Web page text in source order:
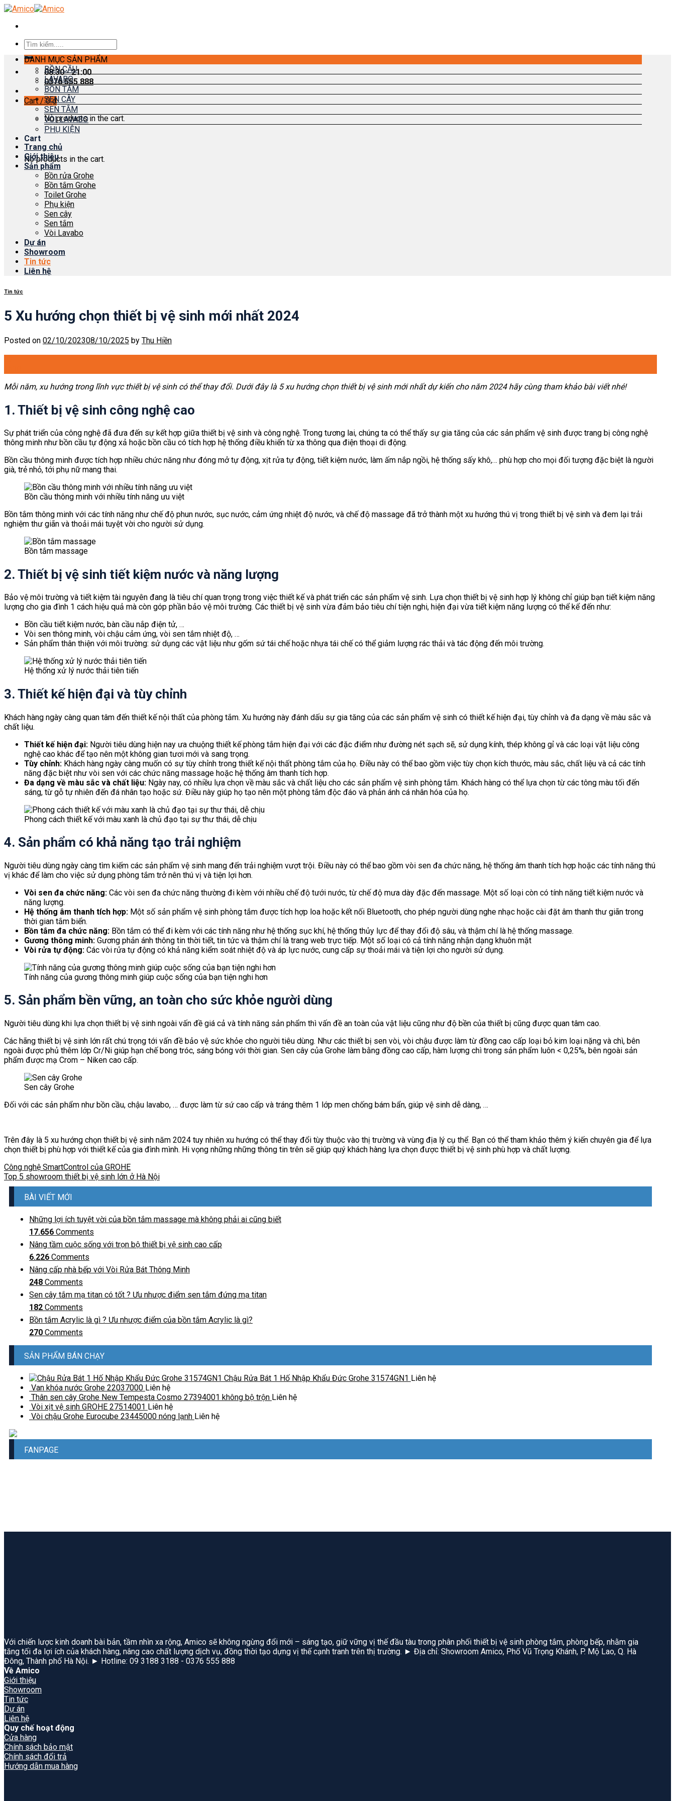
Skip
content
Search
for:
08:30 - 21:00
0376 555 888
Cart /0₫
No products in the cart.
Cart
No products in the cart.
DANH MỤC SẢN PHẨM
BỒN CẦU
LAVABO
BỒN TẮM
SEN CÂY
SEN TẮM
VÒI LAVABO
PHỤ KIỆN
Trang chủ
Giới thiệu
Sản phẩm
Bồn rửa Grohe
Bồn tắm Grohe
Toilet Grohe
Phụ kiện
Sen cây
Sen tắm
Vòi Lavabo
Dự án
Showroom
Tin tức
Liên hệ
Tin tức
5 Xu hướng chọn thiết bị vệ sinh mới nhất 2024
Posted on 02/10/202308/10/2025 by Thu Hiền
Mỗi năm, xu hướng trong lĩnh vực thiết bị vệ sinh có thể thay đổi. Dưới đây là 5 xu hướng chọn thiết bị vệ sinh mới nhất dự kiến cho năm 2024 hãy cùng tham khảo bài viết nhé!
1. Thiết bị vệ sinh công nghệ cao
Sự phát triển của công nghệ đã đưa đến sự kết hợp giữa thiết bị vệ sinh và công nghệ. Trong tương lai, chúng ta có thể thấy sự gia tăng của các sản phẩm vệ sinh được trang bị công nghệ
thông minh như bồn cầu tự động xả hoặc bồn cầu có tích hợp hệ thống điều khiển từ xa thông qua điện thoại di động.
Bồn cầu thông minh được tích hợp nhiều chức năng như đóng mở tự động, xịt rửa tự động, tiết kiệm nước, làm ấm nắp ngồi, hệ thống sấy khô,… phù hợp cho mọi đối tượng đặc biệt là người
già, trẻ nhỏ, tới phụ nữ mang thai.
Bồn cầu thông minh với nhiều tính năng ưu việt
Bồn tắm thông minh với các tính năng như chế độ phun nước, sục nước, cảm ứng nhiệt độ nước, và chế độ massage đã trở thành một xu hướng thú vị trong thiết bị vệ sinh và đem lại trải
nghiệm thư giãn và thoải mái tuyệt vời cho người sử dụng.
Bồn tắm massage
2. Thiết bị vệ sinh tiết kiệm nước và năng lượng
Bảo vệ môi trường và tiết kiệm tài nguyên đang là tiêu chí quan trọng trong việc thiết kế và phát triển các sản phẩm vệ sinh. Lựa chọn thiết bị vệ sinh hợp lý không chỉ giúp bạn tiết kiệm năng
lượng cho gia đình 1 cách hiệu quả mà còn góp phần bảo vệ môi trường. Các thiết bị vệ sinh vừa đảm bảo tiêu chí tiện nghi, hiện đại vừa tiết kiệm năng lượng có thể kể đến như:
Bồn cầu tiết kiệm nước, bàn cầu nắp điện tử, …
Vòi sen thông minh, vòi chậu cảm ứng, vòi sen tắm nhiệt độ, …
Sản phẩm thân thiện với môi trường: sử dụng các vật liệu như gốm sứ tái chế hoặc nhựa tái chế có thể giảm lượng rác thải và tác động đến môi trường.
Hệ thống xử lý nước thải tiên tiến
3. Thiết kế hiện đại và tùy chỉnh
Khách hàng ngày càng quan tâm đến thiết kế nội thất của phòng tắm. Xu hướng này đánh dấu sự gia tăng của các sản phẩm vệ sinh có thiết kế hiện đại, tùy chỉnh và đa dạng về màu sắc và
chất liệu.
Thiết kế hiện đại: Người tiêu dùng hiện nay ưa chuộng thiết kế phòng tắm hiện đại với các đặc điểm như đường nét sạch sẽ, sử dụng kính, thép không gỉ và các loại vật liệu công
nghệ cao khác để tạo nên một không gian tươi mới và sang trọng.
Tùy chỉnh: Khách hàng ngày càng muốn có sự tùy chỉnh trong thiết kế nội thất phòng tắm của họ. Điều này có thể bao gồm việc tùy chọn kích thước, màu sắc, chất liệu và cả các tính
năng đặc biệt như vòi sen với các chức năng massage hoặc hệ thống âm thanh tích hợp.
Đa dạng về màu sắc và chất liệu: Ngày nay, có nhiều lựa chọn về màu sắc và chất liệu cho các sản phẩm vệ sinh phòng tắm. Khách hàng có thể lựa chọn từ các tông màu tối đến
sáng, từ gỗ tự nhiên đến đá nhân tạo hoặc sứ. Điều này giúp họ tạo nên một phòng tắm độc đáo và phản ánh cá nhân hóa của họ.
Phong cách thiết kế với màu xanh là chủ đạo tại sự thư thái, dễ chịu
4. Sản phẩm có khả năng tạo trải nghiệm
Người tiêu dùng ngày càng tìm kiếm các sản phẩm vệ sinh mang đến trải nghiệm vượt trội. Điều này có thể bao gồm vòi sen đa chức năng, hệ thống âm thanh tích hợp hoặc các tính năng thú
vị khác để làm cho việc sử dụng phòng tắm trở nên thú vị và tiện lợi hơn.
Vòi sen đa chức năng: Các vòi sen đa chức năng thường đi kèm với nhiều chế độ tưới nước, từ chế độ mưa dày đặc đến massage. Một số loại còn có tính năng tiết kiệm nước và
năng lượng.
Hệ thống âm thanh tích hợp: Một số sản phẩm vệ sinh phòng tắm được tích hợp loa hoặc kết nối Bluetooth, cho phép người dùng nghe nhạc hoặc cài đặt âm thanh thư giãn trong
thời gian tắm biển.
Bồn tắm đa chức năng: Bồn tắm có thể đi kèm với các tính năng như hệ thống sục khí, hệ thống thủy lực để thay đổi độ sâu, và thậm chí là hệ thống massage.
Gương thông minh: Gương phản ánh thông tin thời tiết, tin tức và thậm chí là trang web trực tiếp. Một số loại có cả tính năng nhận dạng khuôn mặt
Vòi rửa tự động: Các vòi rửa tự động có khả năng kiểm soát nhiệt độ và áp lực nước, cung cấp sự thoải mái và tiện lợi cho người sử dụng.
Tính năng của gương thông minh giúp cuộc sống của bạn tiện nghi hơn
5. Sản phẩm bền vững, an toàn cho sức khỏe người dùng
Người tiêu dùng khi lựa chọn thiết bị vệ sinh ngoài vấn đề giá cả và tính năng sản phẩm thì vấn đề an toàn của vật liệu cũng như độ bền của thiết bị cũng được quan tâm cao.
Các hãng thiết bị vệ sinh lớn rất chú trọng tới vấn đề bảo vệ sức khỏe cho người tiêu dùng. Như các thiết bị sen vòi, vòi chậu được làm từ đồng cao cấp loại bỏ kim loại nặng và chì, bên
ngoài được phủ thêm lớp Cr/Ni giúp hạn chế bong tróc, sáng bóng với thời gian. Sen cây của Grohe làm bằng đồng cao cấp, hàm lượng chì trong sản phẩm luôn < 0,25%, bên ngoài sản
phẩm được mạ Crom – Niken cao cấp.
Sen cây Grohe
Đối với các sản phẩm như bồn cầu, chậu lavabo, … được làm từ sứ cao cấp và tráng thêm 1 lớp men chống bám bẩn, giúp vệ sinh dễ dàng, …
Trên đây là 5 xu hướng chọn thiết bị vệ sinh năm 2024 tuy nhiên xu hướng có thể thay đổi tùy thuộc vào thị trường và vùng địa lý cụ thể. Bạn có thể tham khảo thêm ý kiến chuyên gia để lựa
chọn thiết bị phù hợp với thiết kế của gia đình mình. Hi vọng những những thông tin trên sẽ giúp quý khách hàng lựa chọn được thiết bị vệ sinh phù hợp và chất lượng.
Công nghệ SmartControl của GROHE
Top 5 showroom thiết bị vệ sinh lớn ở Hà Nội
BÀI VIẾT MỚI
Những lợi ích tuyệt vời của bồn tắm massage mà không phải ai cũng biết
17.656 Comments
Nâng tầm cuộc sống với trọn bộ thiết bị vệ sinh cao cấp
6.226 Comments
Nâng cấp nhà bếp với Vòi Rửa Bát Thông Minh
248 Comments
Sen cây tắm mạ titan có tốt ? Ưu nhược điểm sen tắm đứng mạ titan
182 Comments
Bồn tắm Acrylic là gì ? Ưu nhược điểm của bồn tắm Acrylic là gì?
270 Comments
SẢN PHẨM BÁN CHẠY
Chậu Rửa Bát 1 Hố Nhập Khẩu Đức Grohe 31574GN1 Liên hệ
Van khóa nước Grohe 22037000 Liên hệ
Thân sen cây Grohe New Tempesta Cosmo 27394001 không bộ trộn Liên hệ
Vòi xịt vệ sinh GROHE 27514001 Liên hệ
Vòi chậu Grohe Eurocube 23445000 nóng lạnh Liên hệ
FANPAGE
Với chiến lược kinh doanh bài bản, tầm nhìn xa rộng, Amico sẽ không ngừng đổi mới – sáng tạo, giữ vững vị thế đầu tàu trong phân phối thiết bị vệ sinh phòng tắm, phòng bếp, nhằm gia
tăng tối đa lợi ích của khách hàng, nâng cao chất lượng dịch vụ, đồng thời tạo dựng vị thế cạnh tranh trên thị trường. ► Địa chỉ: Showroom Amico, Phố Vũ Trọng Khánh, P. Mộ Lao, Q. Hà
Đông, Thành phố Hà Nội. ► Hotline: 09 3188 3188 - 0376 555 888
Về Amico
Giới thiệu
Showroom
Tin tức
Dự án
Liên hệ
Quy chế hoạt động
Cửa hàng
Chính sách bảo mật
Chính sách đổi trả
Hướng dẫn mua hàng